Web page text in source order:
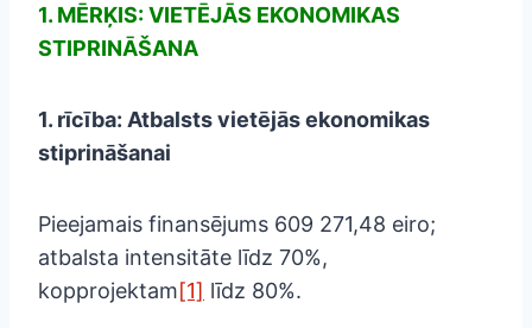
1. MĒRĶIS: VIETĒJĀS EKONOMIKAS
STIPRINĀŠANA
1. rīcība: Atbalsts vietējās ekonomikas
stiprināšanai
Pieejamais finansējums 609 271,48 eiro;
atbalsta intensitāte līdz 70%,
kopprojektam[1] līdz 80%.